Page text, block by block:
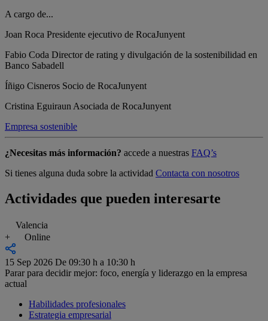
A cargo de...
Joan Roca Presidente ejecutivo de RocaJunyent
Fabio Coda Director de rating y divulgación de la sostenibilidad en
Banco Sabadell
Íñigo Cisneros Socio de RocaJunyent
Cristina EguiraunAsociada de RocaJunyent
Empresa sostenible
¿Necesitas más información? accede a nuestras FAQ’s
Si tienes alguna duda sobre la actividad Contacta con nosotros
Actividades que pueden interesarte
Valencia
+
Online
15 Sep 2026 De 09:30 h a 10:30 h
Parar para decidir mejor: foco, energía y liderazgo en la empresa
actual
Habilidades profesionales
Estrategia empresarial